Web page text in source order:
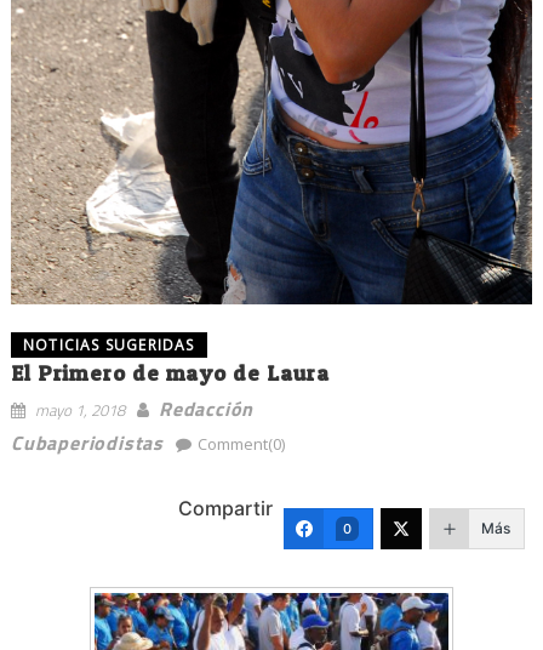
NOTICIAS SUGERIDAS
El Primero de mayo de Laura
mayo 1, 2018
Redacción
Cubaperiodistas
Comment(0)
Compartir
0 Más